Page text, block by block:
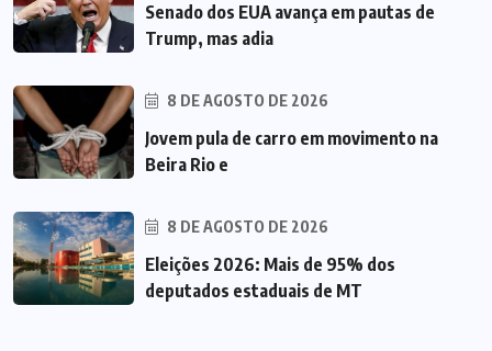
Senado dos EUA avança em pautas de
Trump, mas adia
8 DE AGOSTO DE 2026
Jovem pula de carro em movimento na
Beira Rio e
8 DE AGOSTO DE 2026
Eleições 2026: Mais de 95% dos
deputados estaduais de MT